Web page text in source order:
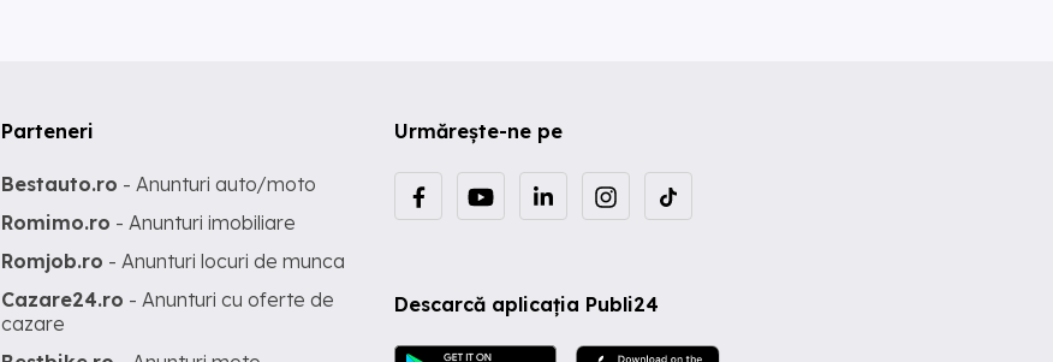
Urmărește-ne pe
Descarcă aplicația Publi24
Parteneri
Bestauto.ro - Anunturi auto/moto
Romimo.ro - Anunturi imobiliare
Romjob.ro - Anunturi locuri de munca
Cazare24.ro - Anunturi cu oferte de
cazare